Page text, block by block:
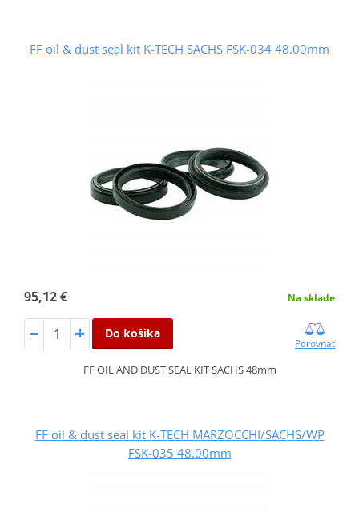
FF oil & dust seal kit K-TECH SACHS FSK-034 48.00mm
95,12 € Na sklade
Do košíka
Porovnať
FF OIL AND DUST SEAL KIT SACHS 48mm
FF oil & dust seal kit K-TECH MARZOCCHI/SACHS/WP
FSK-035 48.00mm